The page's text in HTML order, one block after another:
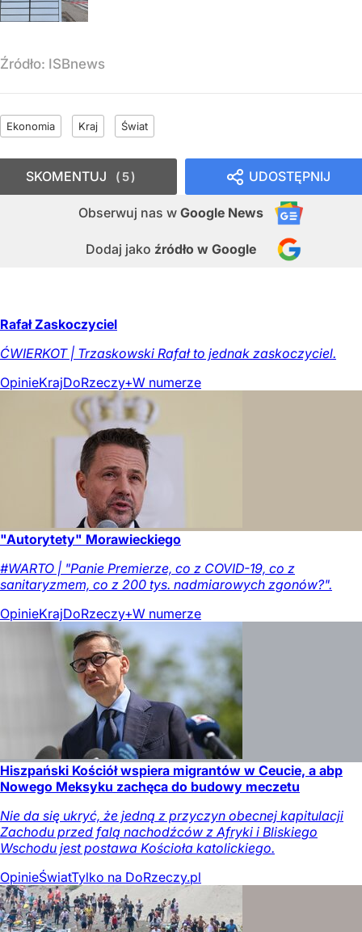
Źródło: ISBnews
Ekonomia Kraj Świat
UDOSTĘPNIJ
Obserwuj nas w Google News
Dodaj jako źródło w Google
SKOMENTUJ 5
Rafał Zaskoczyciel
ĆWIERKOT | Trzaskowski Rafał to jednak zaskoczyciel.
OpinieKrajDoRzeczy+W numerze
"Autorytety" Morawieckiego
#WARTO | "Panie Premierze, co z COVID-19, co z
sanitaryzmem, co z 200 tys. nadmiarowych zgonów?".
OpinieKrajDoRzeczy+W numerze
Hiszpański Kościół wspiera migrantów w Ceucie, a abp
Nowego Meksyku zachęca do budowy meczetu
Nie da się ukryć, że jedną z przyczyn obecnej kapitulacji
Zachodu przed falą nachodźców z Afryki i Bliskiego
Wschodu jest postawa Kościoła katolickiego.
OpinieŚwiatTylko na DoRzeczy.pl